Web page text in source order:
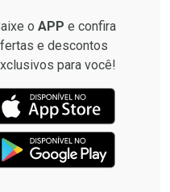
o APP e confira
e descontos
para você!